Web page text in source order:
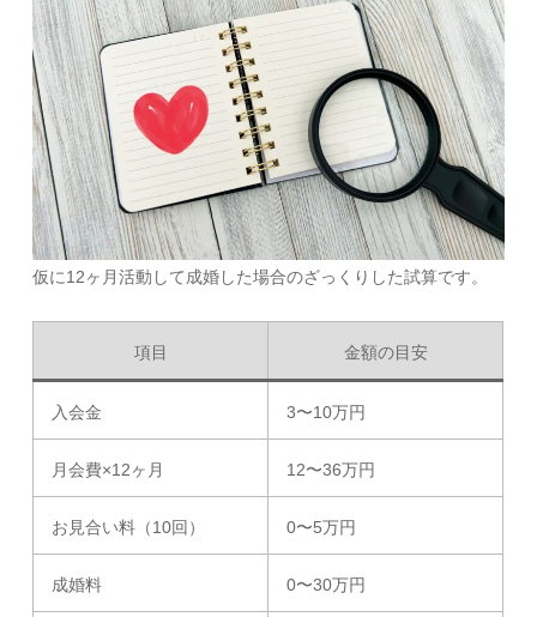
仮に12ヶ月活動して成婚した場合のざっくりした試算です。
項目 金額の目安
入会金 3〜10万円
月会費×12ヶ月 12〜36万円
お見合い料（10回） 0〜5万円
成婚料 0〜30万円